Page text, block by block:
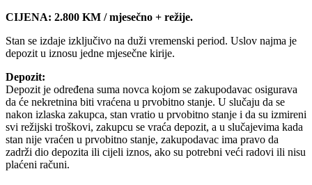
CIJENA: 2.800 KM / mjesečno + režije.
Stan se izdaje izključivo na duži vremenski period. Uslov najma je
depozit u iznosu jedne mjesečne kirije.
Depozit:
Depozit je određena suma novca kojom se zakupodavac osigurava
da će nekretnina biti vraćena u prvobitno stanje. U slučaju da se
nakon izlaska zakupca, stan vratio u prvobitno stanje i da su izmireni
svi režijski troškovi, zakupcu se vraća depozit, a u slučajevima kada
stan nije vraćen u prvobitno stanje, zakupodavac ima pravo da
zadrži dio depozita ili cijeli iznos, ako su potrebni veći radovi ili nisu
plaćeni računi.